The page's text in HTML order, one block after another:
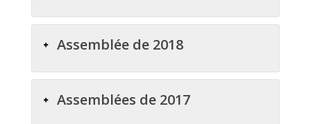
Assemblée de 2018
Assemblées de 2017